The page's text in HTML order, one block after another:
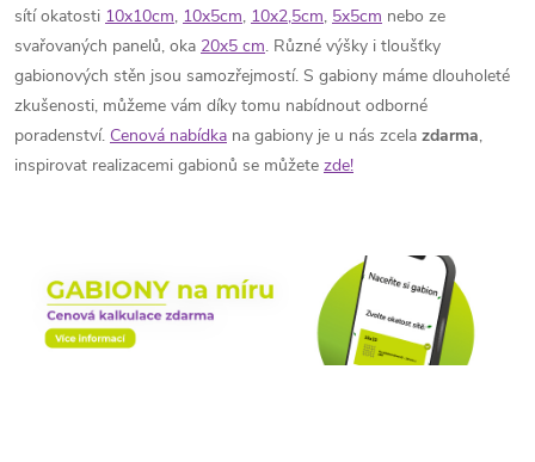
sítíokatosti 10x10cm, 10x5cm, 10x2,5cm, 5x5cm nebo ze
svařovaných panelů, oka 20x5 cm. Různé výšky i tloušťky
gabionových stěn jsou samozřejmostí. S gabiony máme dlouholeté
zkušenosti, můžeme vám díky tomu nabídnout odborné
poradenství. Cenová nabídka na gabiony je u nás zcela zdarma,
inspirovat realizacemi gabionů se můžete zde!